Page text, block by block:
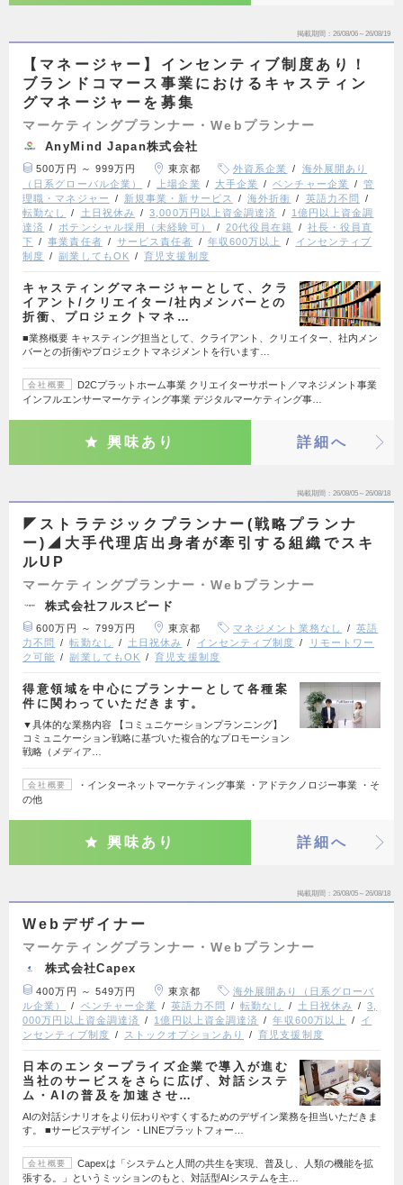
掲載期間 26/08/06～26/08/19
【マネージャー】インセンティブ制度あり！
ブランドコマース事業におけるキャスティン
グマネージャーを募集
マーケティングプランナー・Webプランナー
AnyMind Japan株式会社
500万円 ～ 999万円 東京都 外資系企業
海外展開あり
（日系グローバル企業）
上場企業 大手企業 ベンチャー企業
管
理職・マネジャー
新規事業・新サービス 海外折衝
英語力不問
転勤なし
土日祝休み 3,000万円以上資金調達済
1億円以上資金調
達済
ポテンシャル採用（未経験可） 20代役員在籍
社長・役員直
下
事業責任者 サービス責任者 年収600万以上
インセンティブ
制度
副業してもOK 育児支援制度
キャスティングマネージャーとして、クラ
イアント/クリエイター/社内メンバーとの
折衝、プロジェクトマネ…
■業務概要 キャスティング担当として、クライアント、クリエイター、社内メン
バーとの折衝やプロジェクトマネジメントを行います…
会社概要
D2Cプラットホーム事業 クリエイターサポート／マネジメント事業
インフルエンサーマーケティング事業 デジタルマーケティング事…
興味あり 詳細へ
掲載期間 26/08/05～26/08/18
◤ストラテジックプランナー(戦略プランナ
ー)◢大手代理店出身者が牽引する組織でスキ
ルUP
マーケティングプランナー・Webプランナー
株式会社フルスピード
600万円 ～ 799万円 東京都 マネジメント業務なし
英語
力不問
転勤なし 土日祝休み インセンティブ制度
リモートワー
ク可能
副業してもOK 育児支援制度
得意領域を中心にプランナーとして各種案
件に関わっていただきます。
▼具体的な業務内容 【コミュニケーションプランニング】
コミュニケーション戦略に基づいた複合的なプロモーション
戦略（メディア…
会社概要
・インターネットマーケティング事業 ・アドテクノロジー事業 ・そ
の他
興味あり 詳細へ
掲載期間 26/08/05～26/08/18
Webデザイナー
マーケティングプランナー・Webプランナー
株式会社Capex
400万円 ～ 549万円 東京都
海外展開あり（日系グローバ
ル企業）
ベンチャー企業 英語力不問 転勤なし 土日祝休み
3,
000万円以上資金調達済
1億円以上資金調達済 年収600万以上
イ
ンセンティブ制度
ストックオプションあり 育児支援制度
日本のエンタープライズ企業で導入が進む
当社のサービスをさらに広げ、対話システ
ム・AIの普及を加速させ…
AIの対話シナリオをより伝わりやすくするためのデザイン業務を担当いただきま
す。 ■サービスデザイン ・LINEプラットフォー…
会社概要
Capexは「システムと人間の共生を実現、普及し、人類の機能を拡
張する。」というミッションのもと、対話型AIシステムを主…